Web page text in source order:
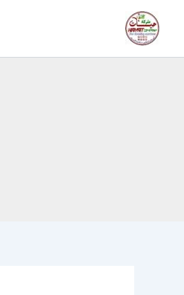
المحتوى